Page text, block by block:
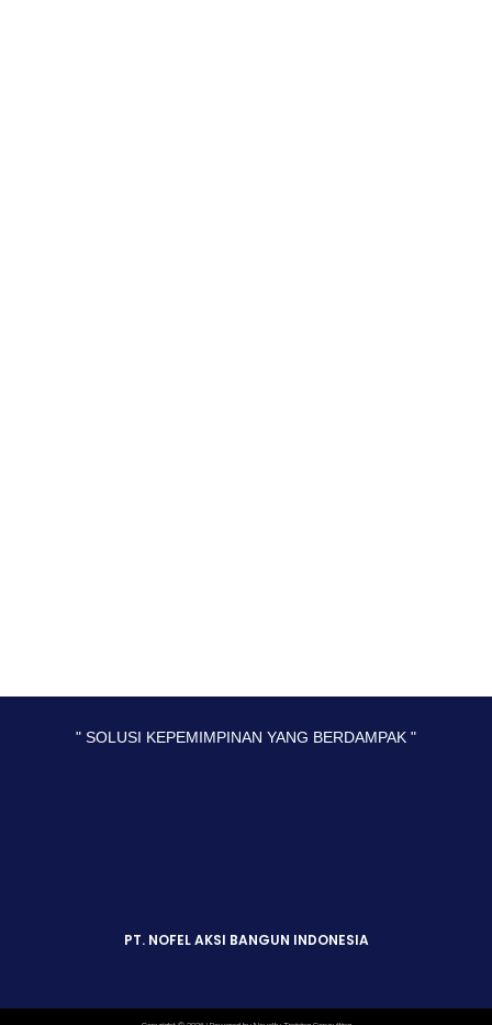
" SOLUSI KEPEMIMPINAN YANG BERDAMPAK "
PT. NOFEL AKSI BANGUN INDONESIA